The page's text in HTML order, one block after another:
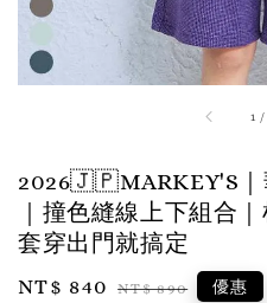
1
2026🇯🇵MARKEY'S｜
｜撞色縫線上下組合
套穿出門就搞定
Sale
NT$ 840 Regular
NT$ 890 優惠